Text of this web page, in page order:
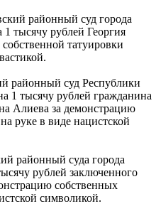
районный суд города
тысячу рублей Георгия
татуировки
районный суд Республики
1 тысячу рублей гражданина
Алиева за демонстрацию
руке в виде нацистской
районный суда города
рублей заключенного
собственных
символикой.